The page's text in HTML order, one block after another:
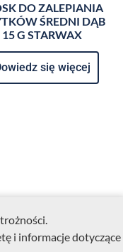
DO ZALEPIANIA
ŚREDNI DĄB
15 G STARWAX
się więcej
i informacje dotyczące